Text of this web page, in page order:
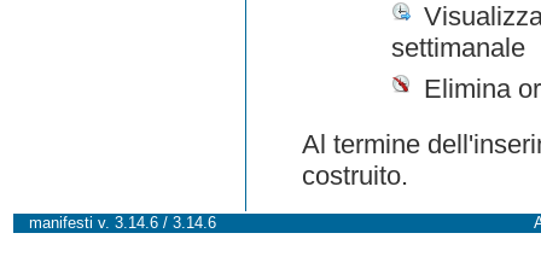
settimanale
Elimina
Al termine
costruito.
manifesti v. 3.14.6 / 3.14.6